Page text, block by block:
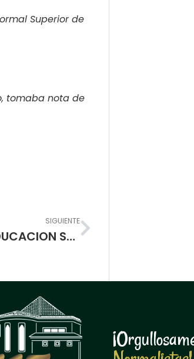
Superior de
tomaba nota de
SIGUIENTE
SECRETARIO MUNICIPAL DE EDUCACION SE REUNIÓ CON 50 PERSONEROS Y PERSONERAS ESTUDIANTILES DE PASTO.
Next